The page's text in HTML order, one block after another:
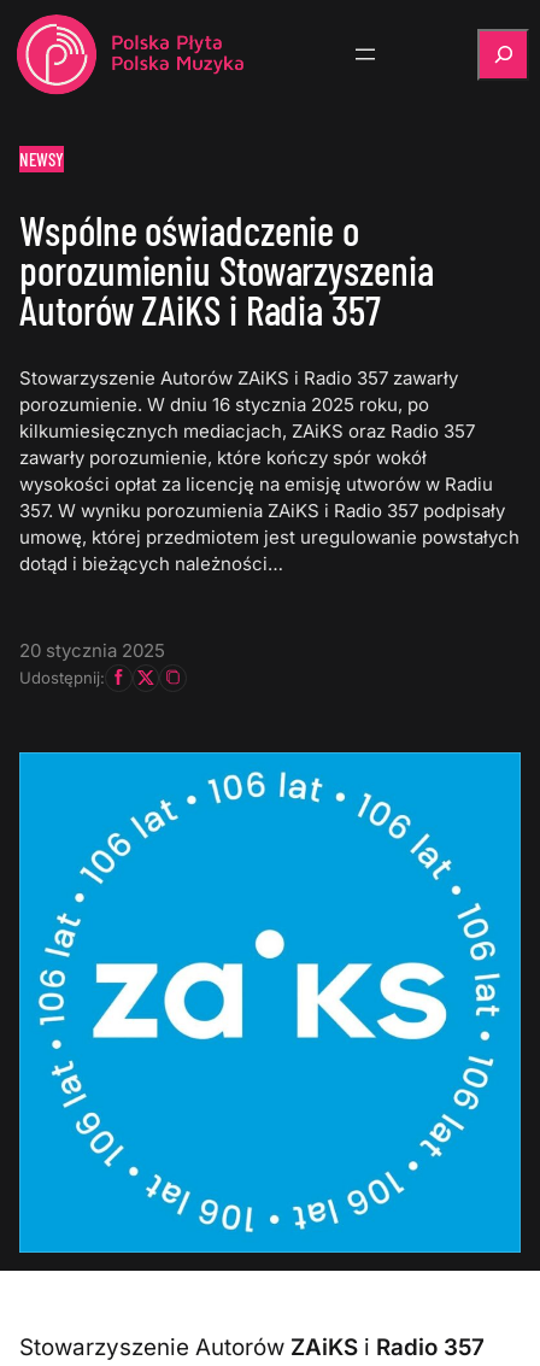
NEWSY
Wspólne oświadczenie o
porozumieniu Stowarzyszenia
Autorów ZAiKS i Radia 357
Stowarzyszenie Autorów ZAiKS i Radio 357 zawarły
porozumienie. W dniu 16 stycznia 2025 roku, po
kilkumiesięcznych mediacjach, ZAiKS oraz Radio 357
zawarły porozumienie, które kończy spór wokół
wysokości opłat za licencję na emisję utworów w Radiu
357. W wyniku porozumienia ZAiKS i Radio 357 podpisały
umowę, której przedmiotem jest uregulowanie powstałych
dotąd i bieżących należności…
20 stycznia 2025
Udostępnij:
Stowarzyszenie Autorów ZAiKS i Radio 357